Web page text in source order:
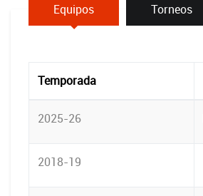
Equipos Torneos
Temporada
2025-26
2018-19